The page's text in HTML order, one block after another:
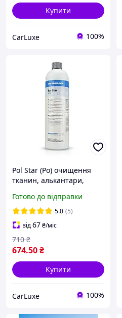
Купити
CarLuxe 100%
Pol Star (Po) очищення
тканин, алькантари,
шкіри, консервація
текстилю 1 л
Готово до відправки
5.0 (5)
від67₴/міс
674.50₴
710 ₴
Купити
CarLuxe 100%